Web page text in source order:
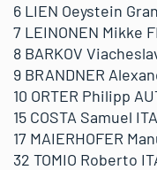
6 LIEN Oeystein
7 LEINONEN Mikke
8 BARKOV
9 BRANDNER
10 ORTER Philipp
15 COSTA Samuel
17 MAIERHOFER
32 TOMIO Roberto